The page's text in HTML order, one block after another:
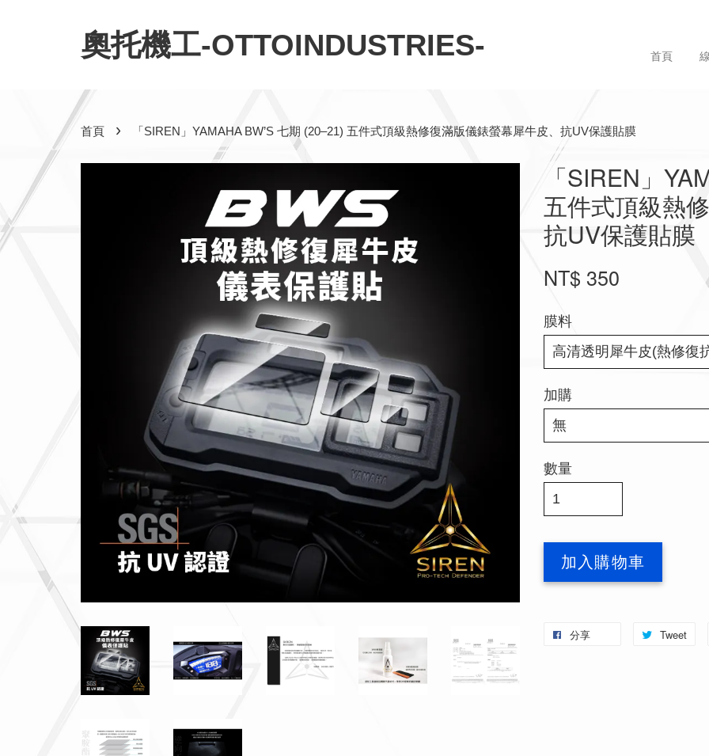
奧托機工-OTTOINDUSTRIES- 首頁
首頁 › 「SIREN」YAMAHA BW’S 七期 (20–21) 五件式頂級熱修復滿版儀錶螢幕犀牛皮、抗UV保護貼膜
「SIREN」
五件式頂級熱
抗UV保護貼膜
NT$ 350
膜料
加購
數量
加入購物車
分享 Tweet